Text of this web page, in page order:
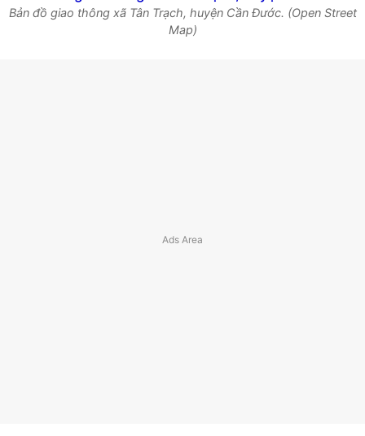
Bản đồ giao thông xã Tân Trạch, huyện Cần Đước. (Open Street
Map)